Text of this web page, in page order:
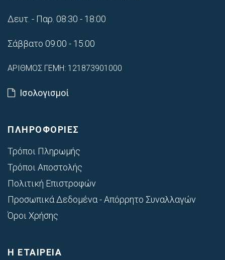
Δευτ. - Παρ. 08:30 - 18:00
Σάββατο 09:00 - 15:00
ΑΡΙΘΜΟΣ ΓΕΜΗ: 121873901000
Ισολογισμοί
ΠΛΗΡΟΦΟΡΙΕΣ
Τρόποι Πληρωμής
Τρόποι Αποστολής
Πολιτική Επιστροφών
Προσωπικά Δεδομένα - Απόρρητο Συναλλαγών
Όροι Χρήσης
Η ΕΤΑΙΡΕΙΑ